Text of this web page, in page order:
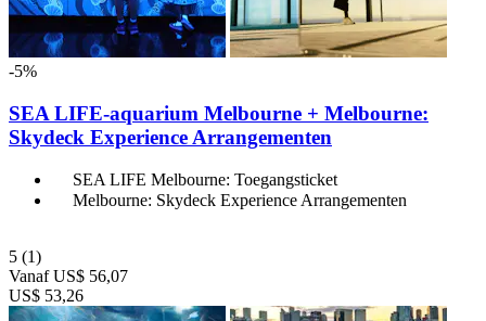
-5%
SEA LIFE-aquarium Melbourne + Melbourne:
Skydeck Experience Arrangementen
SEA LIFE Melbourne: Toegangsticket
Melbourne: Skydeck Experience Arrangementen
5 (1)
Vanaf US$ 56,07
US$ 53,26